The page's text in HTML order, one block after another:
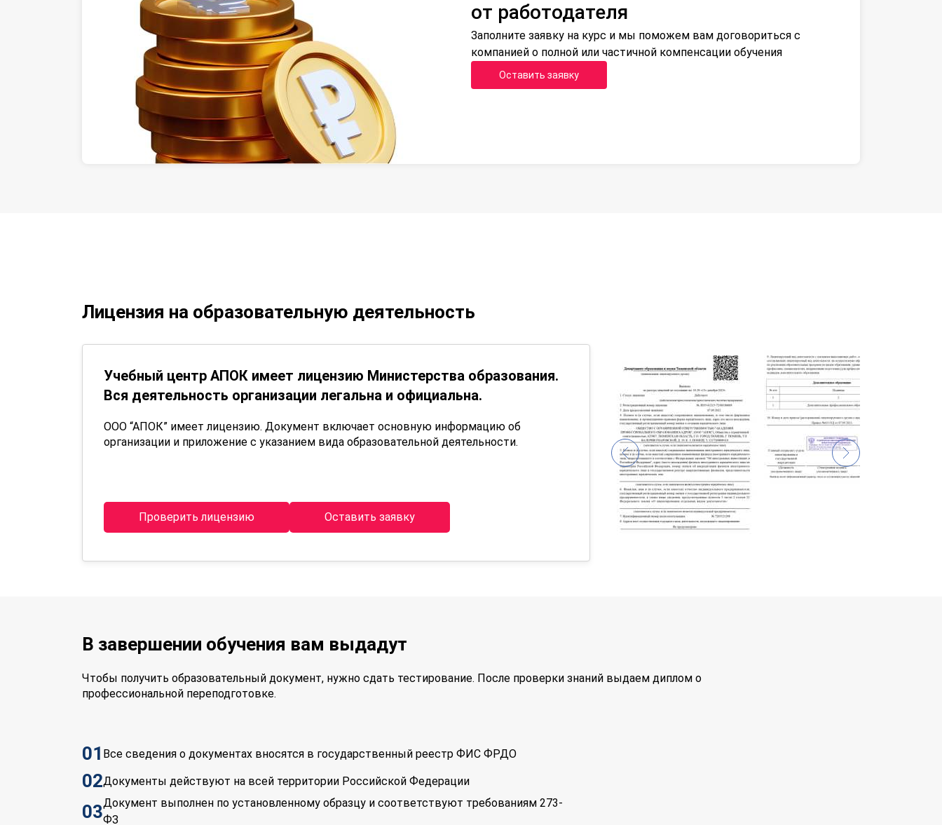
от работодателя
Заполните заявку на курс и мы поможем вам договориться с
компанией о полной или частичной компенсации обучения
Оставить заявку
Лицензия на образовательную деятельность
Учебный центр АПОК имеет лицензию Министерства образования.
Вся деятельность организации легальна и официальна.
ООО “АПОК” имеет лицензию. Документ включает основную информацию об
организации и приложение с указанием вида образовательной деятельности.
Проверить лицензию Оставить заявку
В завершении обучения вам выдадут
Чтобы получить образовательный документ, нужно сдать тестирование. После проверки знаний выдаем диплом о
профессиональной переподготовке.
01 Все сведения о документах вносятся в государственный реестр ФИС ФРДО
02Документы действуют на всей территории Российской Федерации
03Документ выполнен по установленному образцу и соответствуют требованиям 273-
ФЗ